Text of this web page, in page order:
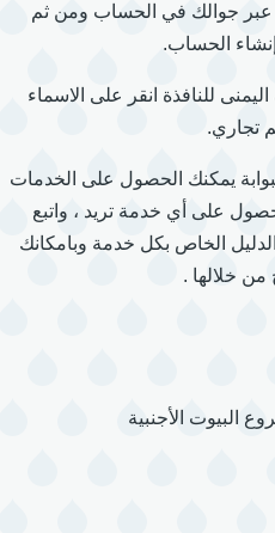
عبر جوالك في الحساب ومن ثم
إنشاء الحساب.
للنافذة انقر على الاسماء
تجاري.
يمكنك الحصول على الخدمات
على أي خدمة تريد ، واتبع
الخاص بكل خدمة وبامكانك
من خلالها .
البيوت الأجنبية